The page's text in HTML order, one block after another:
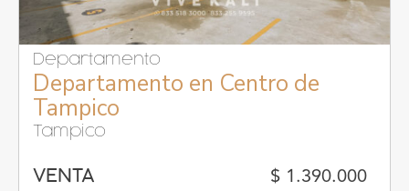
Departamento
Departamento en Centro de
Tampico
Tampico
VENTA $ 1.390.000